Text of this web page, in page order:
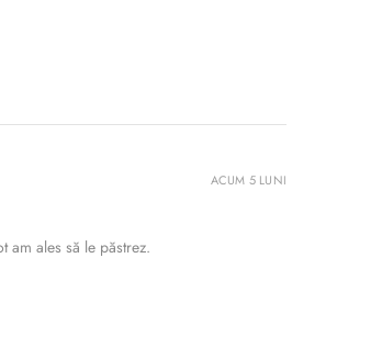
am ales să le păstrez.
ACUM 5 LUNI